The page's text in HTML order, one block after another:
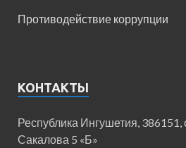
Противодействие коррупции
КОНТАКТЫ
Республика Ингушетия, 386151,
Сакалова 5 «Б»